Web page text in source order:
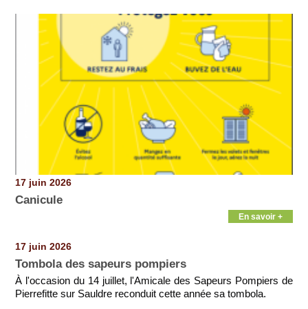
17 juin 2026
Canicule
En savoir +
17 juin 2026
Tombola des sapeurs pompiers
À l'occasion du 14 juillet, l'Amicale des Sapeurs Pompiers de
Pierrefitte sur Sauldre reconduit cette année sa tombola.